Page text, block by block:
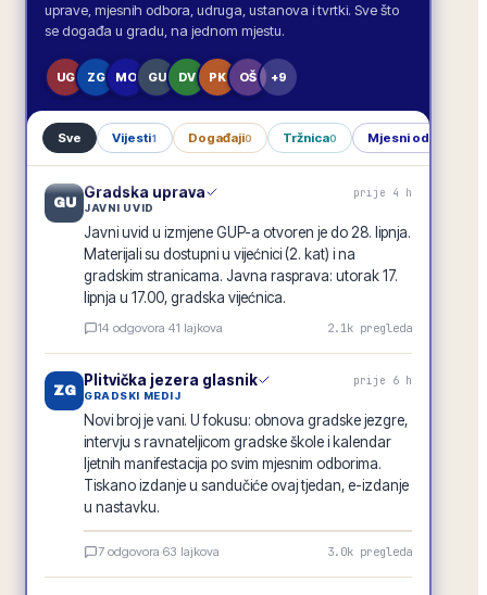
uprave, mjesnih odbora, udruga, ustanova i tvrtki. Sve što
se događa u gradu, na jednom mjestu.
UG ZG MO GU DV PK OŠ +9
Sve Vijesti1 Događaji0 Tržnica0 Mjesni odbori
GU
Gradska uprava prije 4 h
JAVNI UVID
Javni uvid u izmjene GUP-a otvoren je do 28. lipnja.
Materijali su dostupni u vijećnici (2. kat) i na
gradskim stranicama. Javna rasprava: utorak 17.
lipnja u 17.00, gradska vijećnica.
14 odgovora·41 lajkova 2.1k pregleda
ZG
Plitvička jezera glasnik prije 6 h
GRADSKI MEDIJ
Novi broj je vani. U fokusu: obnova gradske jezgre,
intervju s ravnateljicom gradske škole i kalendar
ljetnih manifestacija po svim mjesnim odborima.
Tiskano izdanje u sandučiće ovaj tjedan, e-izdanje
u nastavku.
E-GLASILO
Plitvička jezera glasnik · lipanj 2026.
7 odgovora·63 lajkova 3.0k pregleda